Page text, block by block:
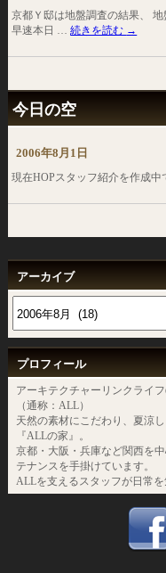
京都Ｙ邸は地盤調査の結果、
早速本日 …続きを読む →
今日の空
2006年8月1日
現在HOPスタッフ紹介を作成
アーカイブ
プロフィール
アーキテクチャーリンクライ
（通称：ALL）
天然の素材にこだわり、夏涼
『ALLの家』。
京都・大阪・兵庫など関西を
テナンスを手掛けています。
ALLを支えるスタッフが日常を